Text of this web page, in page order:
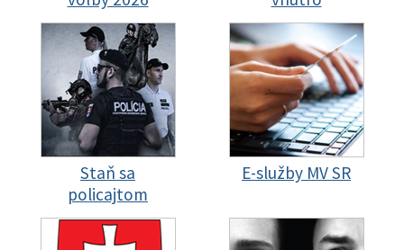
Staň sa
policajtom
E-služby MV SR